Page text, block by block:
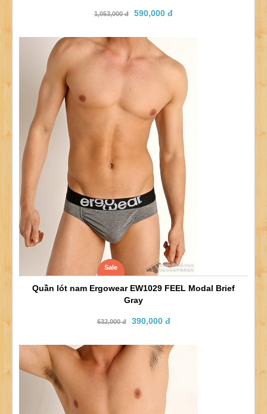
1,053,000 đ 590,000 đ
Sale
Quần lót nam Ergowear EW1029 FEEL Modal Brief
Gray
632,000 đ 390,000 đ